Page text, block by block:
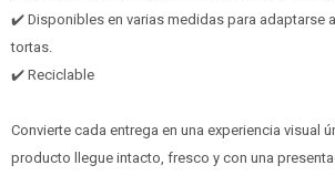
✔️ Disponibles en varias medidas para adaptarse
tortas.
✔️ Reciclable
Convierte cada entrega en una experiencia visual
producto llegue intacto, fresco y con una